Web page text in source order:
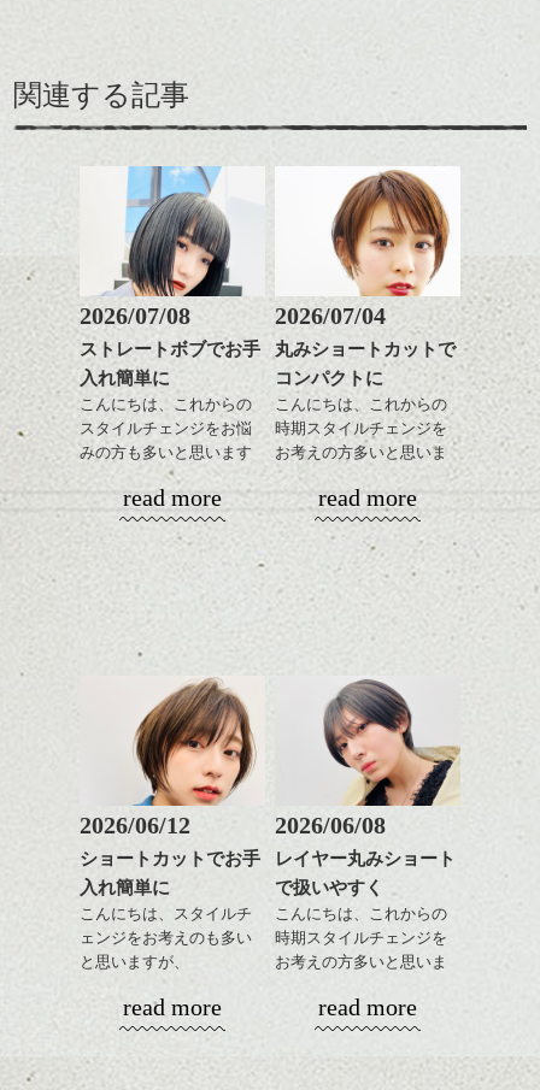
関連する記事
2026/07/08
ストレートボブでお手
入れ簡単に
こんにちは、これからの
スタイルチェンジをお悩
みの方も多いと思います
やっぱりボブでお手入れ
しやすいスタイルだと毎
日のスタイリングも簡単
も出しやすくていろいろ
おすすめですね。
前髪もやや重めにカット
してラインを強調するの
もこれからは良い感じで
す、
目元が引き締まった印象
に。
read more
2026/07/04
丸みショートカットで
コンパクトに
こんにちは、これからの
時期スタイルチェンジを
お考えの方多いと思いま
す。
コンパクトなフォルムが
全体のバランスを良く見
せてくれる効果もあり、
いろんなシーンに雰囲気
グも簡単で良いので朝の
そんなショートカット。
軽めの前髪で透け感を演
出できるので、
この時期とてもおすすめ
ですよ。
read more
2026/06/12
ショートカットでお手
入れ簡単に
こんにちは、スタイルチ
ェンジをお考えのも多い
と思いますが、
演出したスタイルもこれ
からの季節とてもおすす
めですね。
read more
2026/06/08
レイヤー丸みショート
で扱いやすく
こんにちは、これからの
時期スタイルチェンジを
お考えの方多いと思いま
コンパクトなフォルムが
全体のバランスを良く見
せてくれる効果もあり、
read more